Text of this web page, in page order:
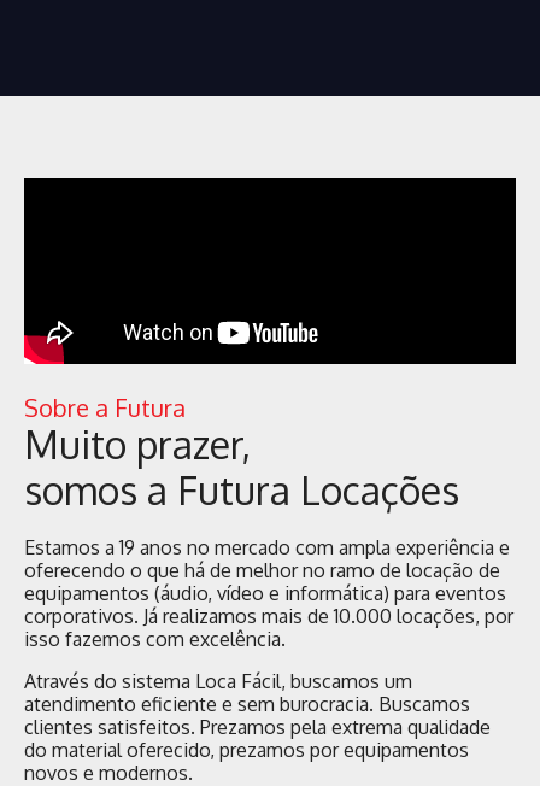
Sobre a Futura
Muito prazer,
somos a Futura Locações
Estamos a 19 anos no mercado com ampla experiência e
oferecendo o que há de melhor no ramo de locação de
equipamentos (áudio, vídeo e informática) para eventos
corporativos. Já realizamos mais de 10.000 locações, por
isso fazemos com excelência.
Através do sistema Loca Fácil, buscamos um
atendimento eficiente e sem burocracia. Buscamos
clientes satisfeitos. Prezamos pela extrema qualidade
do material oferecido, prezamos por equipamentos
novos e modernos.